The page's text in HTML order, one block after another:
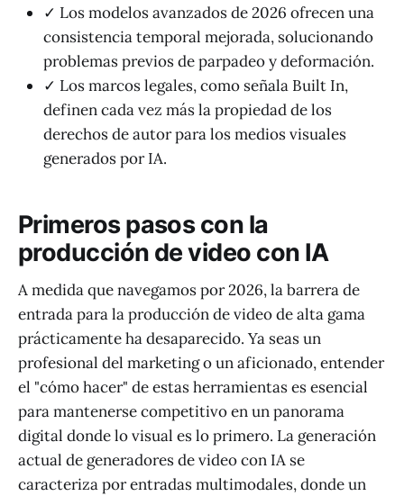
✓ Los modelos avanzados de 2026 ofrecen una
consistencia temporal mejorada, solucionando
problemas previos de parpadeo y deformación.
✓ Los marcos legales, como señala Built In,
definen cada vez más la propiedad de los
derechos de autor para los medios visuales
generados por IA.
Primeros pasos con la
producción de video con IA
A medida que navegamos por 2026, la barrera de
entrada para la producción de video de alta gama
prácticamente ha desaparecido. Ya seas un
profesional del marketing o un aficionado, entender
el "cómo hacer" de estas herramientas es esencial
para mantenerse competitivo en un panorama
digital donde lo visual es lo primero. La generación
actual de generadores de video con IA se
caracteriza por entradas multimodales, donde un